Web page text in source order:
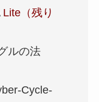
Lite（残り
ルの法
Cycle-